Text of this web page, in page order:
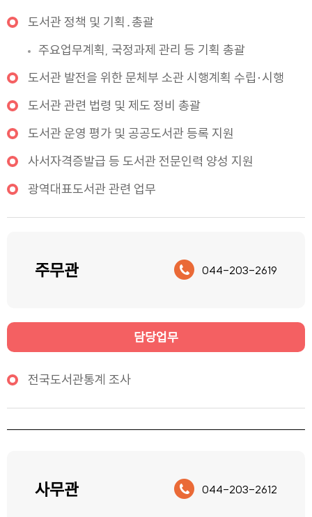
도서관 정책 및 기획․총괄
주요업무계획, 국정과제 관리 등 기획 총괄
도서관 발전을 위한 문체부 소관 시행계획 수립·시행
도서관 관련 법령 및 제도 정비 총괄
도서관 운영 평가 및 공공도서관 등록 지원
사서자격증발급 등 도서관 전문인력 양성 지원
광역대표도서관 관련 업무
주무관 044-203-2619
담당업무
전국도서관통계 조사
사무관 044-203-2612